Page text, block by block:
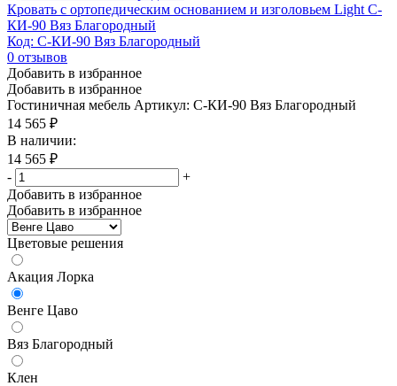
Кровать с ортопедическим основанием и изголовьем Light С-
КИ-90 Вяз Благородный
Код: С-КИ-90 Вяз Благородный
0 отзывов
Добавить в избранное
Добавить в избранное
Гостиничная мебель Артикул: С-КИ-90 Вяз Благородный
14 565 ₽
В наличии:
14 565 ₽
-
+
Добавить в избранное
Добавить в избранное
Цветовые решения
Акация Лорка
Венге Цаво
Вяз Благородный
Клен